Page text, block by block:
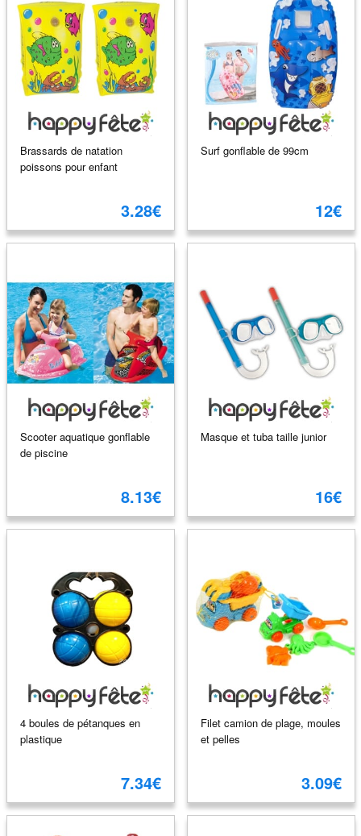
Brassards de natation
poissons pour enfant
3.28€
Surf gonflable de 99cm
12€
Scooter aquatique gonflable
de piscine
8.13€
Masque et tuba taille junior
16€
4 boules de pétanques en
plastique
7.34€
Filet camion de plage, moules
et pelles
3.09€